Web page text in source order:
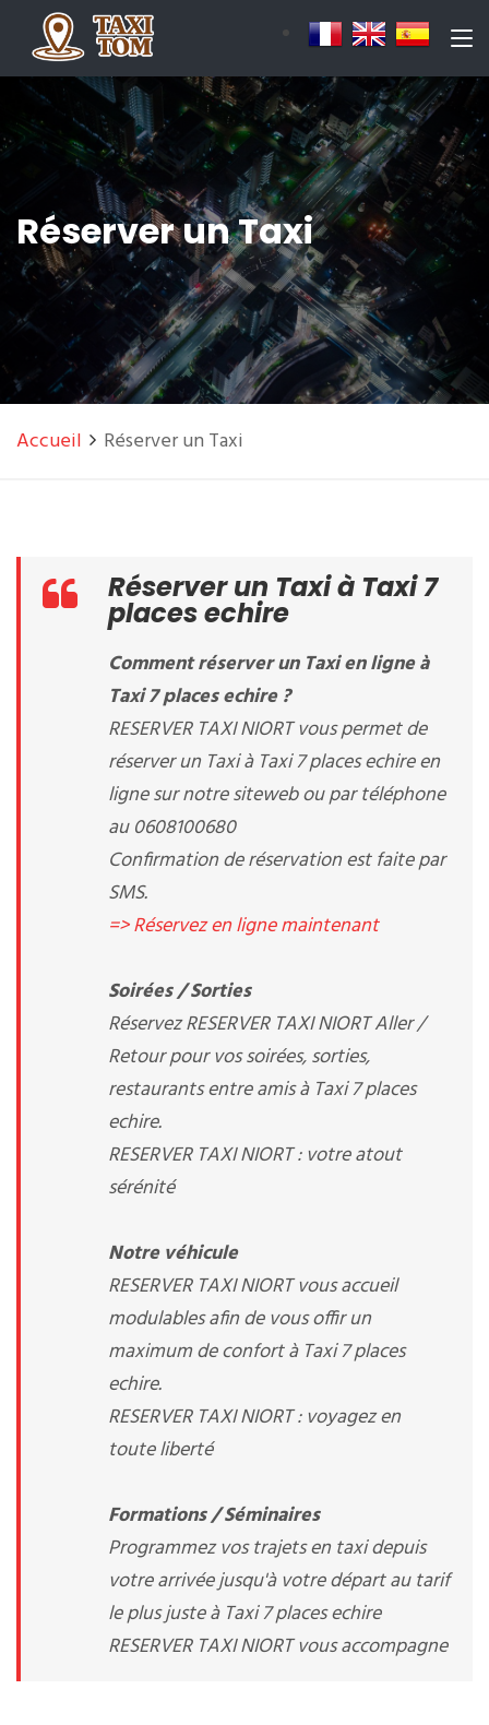
Réserver un Taxi
Accueil Réserver un Taxi
Réserver un Taxi à Taxi 7
places echire
Comment réserver un Taxi en ligne à
Taxi 7 places echire ?
RESERVER TAXI NIORT vous permet de
réserver un Taxi à Taxi 7 places echire en
ligne sur notre siteweb ou par téléphone
au 0608100680
Confirmation de réservation est faite par
SMS.
=> Réservez en ligne maintenant
Soirées / Sorties
Réservez RESERVER TAXI NIORT Aller /
Retour pour vos soirées, sorties,
restaurants entre amis à Taxi 7 places
echire.
RESERVER TAXI NIORT : votre atout
sérénité
Notre véhicule
RESERVER TAXI NIORT vous accueil
modulables afin de vous offir un
maximum de confort à Taxi 7 places
echire.
RESERVER TAXI NIORT : voyagez en
toute liberté
Formations / Séminaires
Programmez vos trajets en taxi depuis
votre arrivée jusqu'à votre départ au tarif
le plus juste à Taxi 7 places echire
RESERVER TAXI NIORT vous accompagne